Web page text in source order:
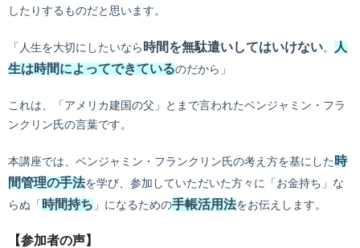
したりするものだと思います。
「人生を大切にしたいなら 時間を無駄遣いしてはいけない。
人
生は時間によってできているのだから」
これは、「アメリカ建国の父」とまで言われたベンジャミン・フラ
ンクリン氏の言葉です。
本講座では、ベンジャミン・フランクリン氏の考え方を基にした 時
間管理の手法を学び、参加していただいた方々に「お金持ち」な
らぬ「 時間持ち 」になるための手帳活用法をお伝えします。
【参加者の声】